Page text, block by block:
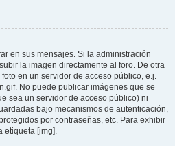
en sus mensajes. Si la administración
la imagen directamente al foro. De otra
en un servidor de acceso público, e.j.
No puede publicar imágenes que se
sea un servidor de acceso público) ni
bajo mecanismos de autenticación,
por contraseñas, etc. Para exhibir
etiqueta [img].